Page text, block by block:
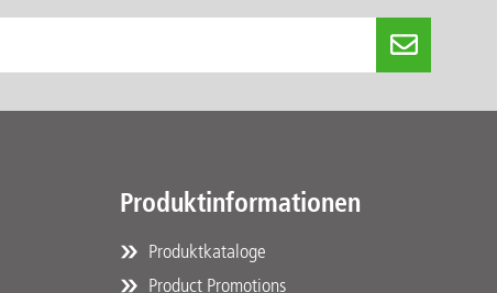
Produktinformationen
Produktkataloge
Product Promotions